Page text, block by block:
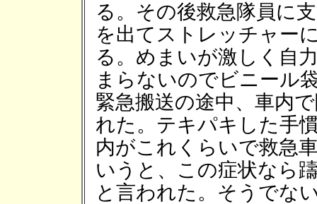
る。その後救急隊員に
を出てストレッチャー
る。めまいが激しく自
まらないのでビニール
緊急搬送の途中、車内
れた。テキパキした手
内がこれくらいで救急
いうと、この症状なら
と言われた。そうでな